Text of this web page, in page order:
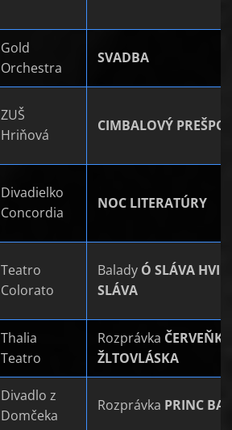
Gold
Orchestra
SVADBA
ZUŠ
Hriňová
CIMBALOVÝ
Divadielko
Concordia
NOC LITERATÚRY
Teatro
Colorato
Balady Ó SLÁVA
SLÁVA
Thalia
Teatro
Rozprávka
ŽLTOVLÁSKA
Divadlo z
Domčeka
Rozprávka PRINC